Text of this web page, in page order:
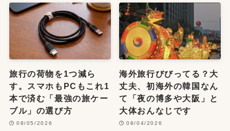
旅行の荷物を1つ減ら
す。スマホもPCもこれ1
本で済む「最強の旅ケー
ブル」の選び方
08/05/2026
海外旅行びびってる？大
丈夫、初海外の韓国なん
て「夜の博多や大阪」と
大体おんなじです
08/04/2026